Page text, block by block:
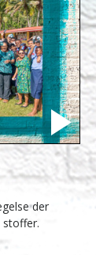
der
stoffer.